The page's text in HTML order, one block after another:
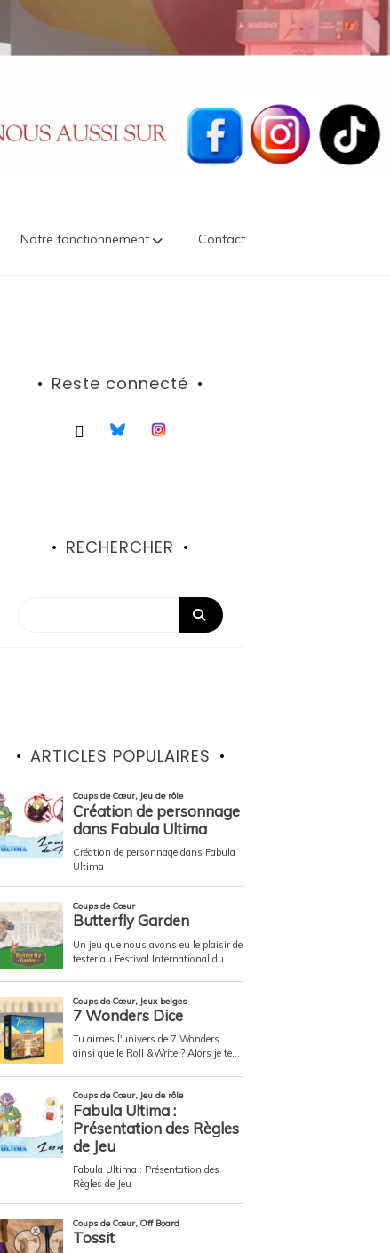
Notre fonctionnement Contact
Reste connecté
RECHERCHER
ARTICLES POPULAIRES